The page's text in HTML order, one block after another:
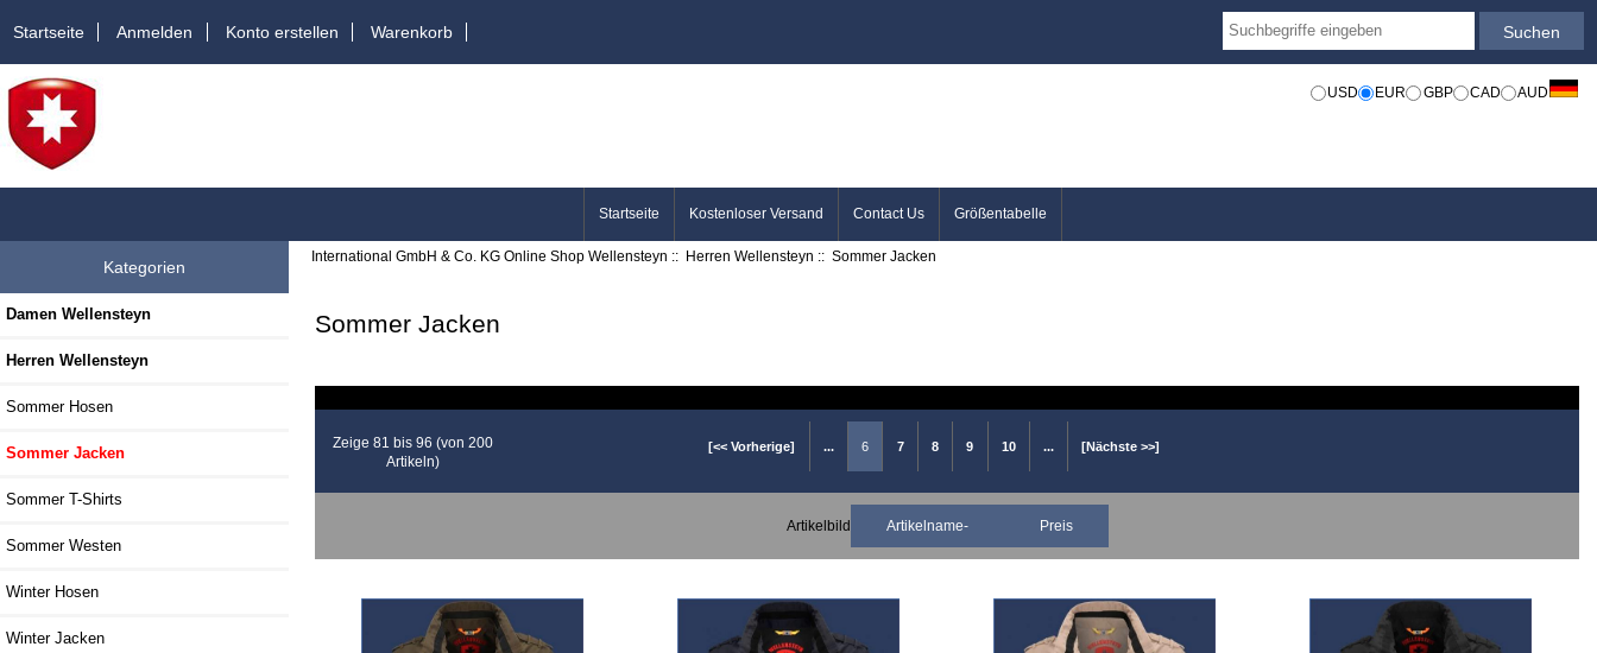
Startseite Anmelden Konto erstellen Warenkorb
USD EUR GBP CAD AUD
Startseite Kostenloser Versand Contact Us Größentabelle
Kategorien
Damen Wellensteyn
Herren Wellensteyn
Sommer Hosen
Sommer Jacken
Sommer T-Shirts
Sommer Westen
Winter Hosen
Winter Jacken
International GmbH & Co. KG Online Shop Wellensteyn :: Herren Wellensteyn :: Sommer Jacken
Sommer Jacken
[<< Vorherige] ... 6 7 8 9 10 ... [Nächste >>]
Zeige 81 bis 96 (von 200
Artikeln)
Artikelbild Artikelname- Preis